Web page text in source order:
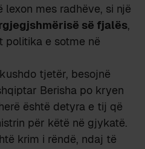
mes radhëve, si një
së fjalës,
politika e sotme në
tjetër, besojnë
Berisha po kryen
është detyra e tij që
për këtë në gjykatë.
krim i rëndë, ndaj të